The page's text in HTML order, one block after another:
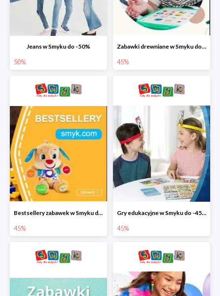
Jeans w Smyku do -50%
50%
Zabawki drewniane w Smyku do -45%
45%
Bestsellery zabawek w Smyku do -45%
45%
Gry edukacyjne w Smyku do -45%
45%